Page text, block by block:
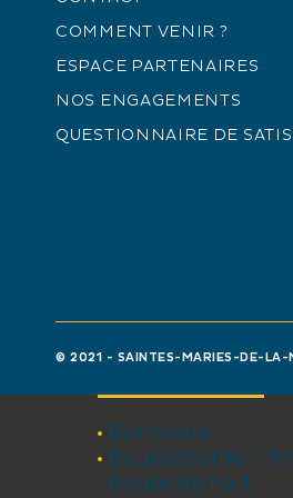
Four
Hotte aspirante
Lave linge
Lave vaisselle
Micro-ondes
Non fumeur
Barbecue
Boulodrome /
boule de fort
COMMENT VENIR ?
ESPACE PARTENAIRES
NOS ENGAGEMENTS
QUESTIONNAIRE DE
© 2021 - SAINTES-MARIES-DE-LA-